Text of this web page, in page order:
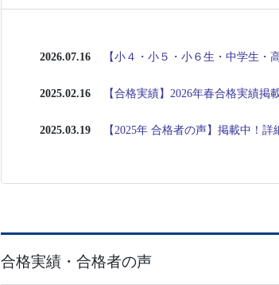
2026.07.16 【小４・小５・小６生・中学生・
2025.02.16 【合格実績】 2026年春合格実績掲
2025.03.19 【2025年 合格者の声】掲載中！詳
合格実績・合格者の声